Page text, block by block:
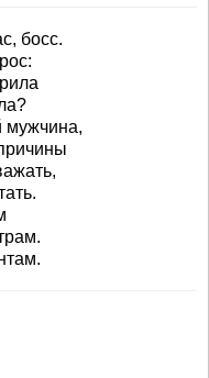
босс.
мужчина,